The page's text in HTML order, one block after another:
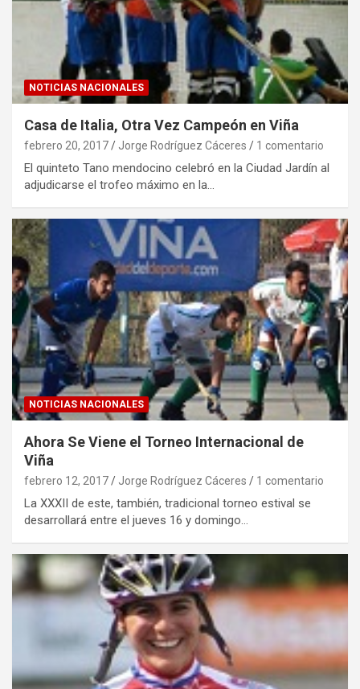
NOTICIAS NACIONALES
Casa de Italia, Otra Vez Campeón en Viña
febrero 20, 2017 Jorge Rodríguez Cáceres 1 comentario
El quinteto Tano mendocino celebró en la Ciudad Jardín al
adjudicarse el trofeo máximo en la…
NOTICIAS NACIONALES
Ahora Se Viene el Torneo Internacional de
Viña
febrero 12, 2017 Jorge Rodríguez Cáceres 1 comentario
La XXXII de este, también, tradicional torneo estival se
desarrollará entre el jueves 16 y domingo…